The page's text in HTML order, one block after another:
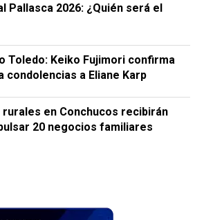
Pallasca 2026: ¿Quién será el
Toledo: Keiko Fujimori confirma
condolencias a Eliane Karp
en Conchucos recibirán
20 negocios familiares